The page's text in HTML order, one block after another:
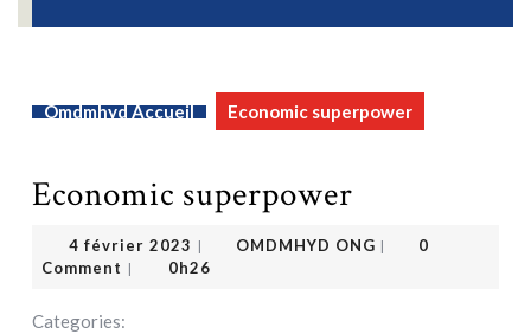
Omdmhyd Accueil Economic superpower
Economic superpower
4 février 2023 | OMDMHYD ONG |
0
Comment | 0h26
Categories: